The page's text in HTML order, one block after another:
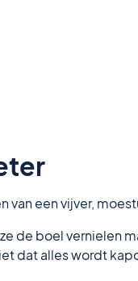
van een vijver,
de boel vernielen
dat alles wordt